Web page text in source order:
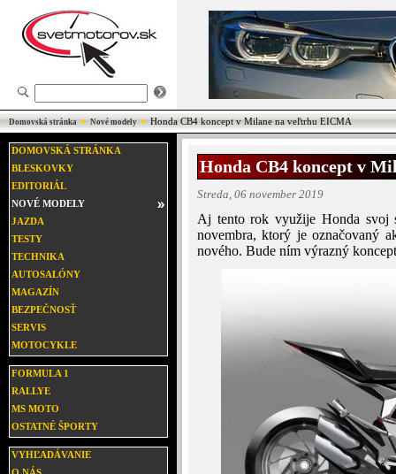
Domovská stránka Nové modely Honda CB4 koncept v Milane na veľtrhu EICMA
DOMOVSKÁ STRÁNKA
BLESKOVKY
EDITORIÁL
NOVÉ MODELY
JAZDA
TESTY
TECHNIKA
AUTOSALÓNY
MAGAZÍN
BEZPEČNOSŤ
SERVIS
MOTOCYKLE
FORMULA 1
RALLYE
MS MOTO
OSTATNÉ ŠPORTY
VYHĽADÁVANIE
Honda CB4 koncept v
Streda, 06 november 2019
Aj tento rok využije Honda
novembra, ktorý je označovaný
nového. Bude ním výrazný